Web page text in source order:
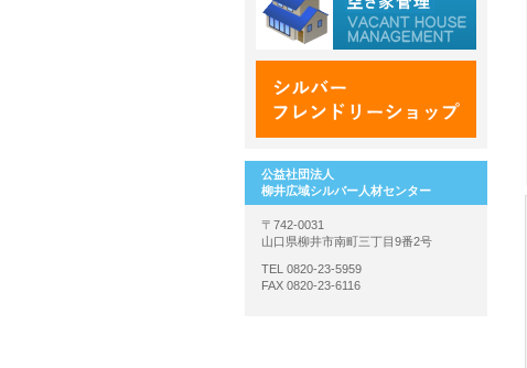
公益社団法人
柳井広域シルバー人材センター
〒742-0031
山口県柳井市南町三丁目9番2号
TEL 0820-23-5959
FAX 0820-23-6116